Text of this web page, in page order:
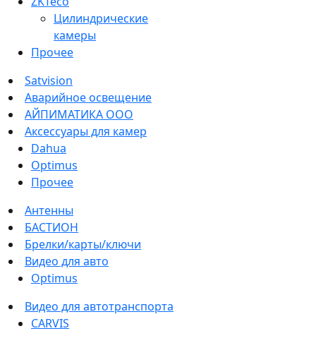
Цилиндрические
камеры
Прочее
Satvision
Аварийное освещение
АЙПИМАТИКА ООО
Аксессуары для камер
Dahua
Optimus
Прочее
Антенны
БАСТИОН
Брелки/карты/ключи
Видео для авто
Optimus
Видео для автотранспорта
CARVIS